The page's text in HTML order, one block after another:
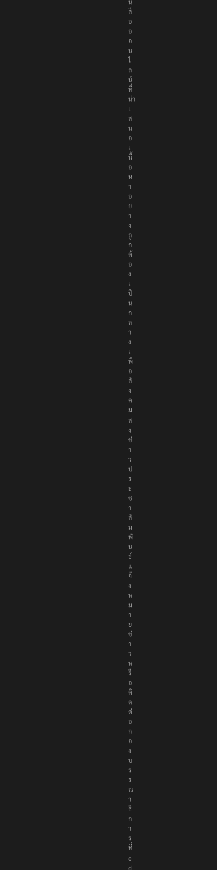
น
สื่
อ
อ
อ
น
ไ
ล
น์
ที่
นำ
เ
ส
น
อ
เ
นื้
อ
ห
า
อ
ย่
า
ง
ถู
ก
ต้
อ
ง
เ
ป็
น
ก
ล
า
ง
เ
พื่
อ
สั
ง
ค
ม
ส่
ง
ข่
า
ว
ป
ร
ะ
ช
า
สั
ม
พั
น
ธ์
แ
จ้
ง
ห
ม
า
ย
ข่
า
ว
ห
รื
อ
ติ
ด
ต่
อ
ก
อ
ง
บ
ร
ร
ณ
า
ธิ
ก
า
ร
ที่
e
d